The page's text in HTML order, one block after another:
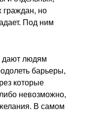
граждан, но
Под ним
дают людям
барьеры,
которые
невозможно,
В самом